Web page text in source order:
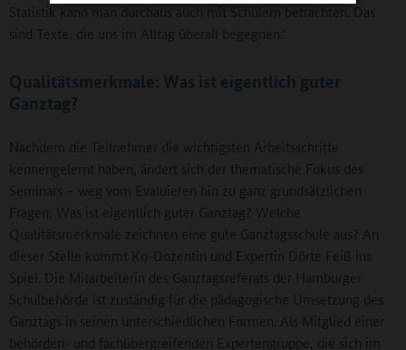
Statistik kann man durchaus auch mit Schülern betrachten. Das
sind Texte, die uns im Alltag überall begegnen.“
Qualitätsmerkmale: Was ist eigentlich guter
Ganztag?
Nachdem die Teilnehmer die wichtigsten Arbeitsschritte
kennengelernt haben, ändert sich der thematische Fokus des
Seminars – weg vom Evaluieren hin zu ganz grundsätzlichen
Fragen: Was ist eigentlich guter Ganztag? Welche
Qualitätsmerkmale zeichnen eine gute Ganztagsschule aus? An
dieser Stelle kommt Ko-Dozentin und Expertin Dörte Feiß ins
Spiel. Die Mitarbeiterin des Ganztagsreferats der Hamburger
Schulbehörde ist zuständig für die pädagogische Umsetzung des
Ganztags in seinen unterschiedlichen Formen. Als Mitglied einer
behörden- und fachübergreifenden Expertengruppe, die sich im